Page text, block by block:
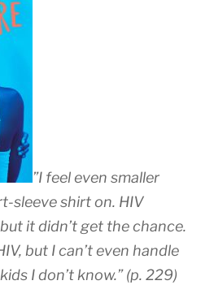
”I feel even smaller
sleeve shirt on. HIV
it didn’t get the chance.
but I can’t even handle
I don’t know.” (p. 229)